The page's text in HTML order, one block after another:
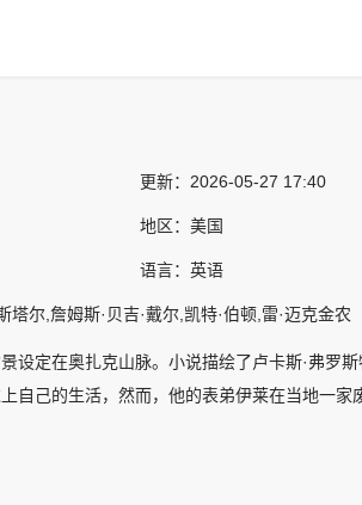
更新： 2026-05-27 17:40
地区： 美国
语言： 英语
塔尔,詹姆斯·贝吉·戴尔,凯特·伯顿,雷·迈克金农
设定在奥扎克山脉。小说描绘了卢卡斯·弗罗
自己的生活，然而，他的表弟伊莱在当地一